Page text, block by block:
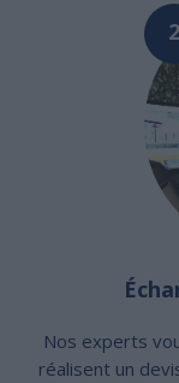
2
Nos experts
réalisent un